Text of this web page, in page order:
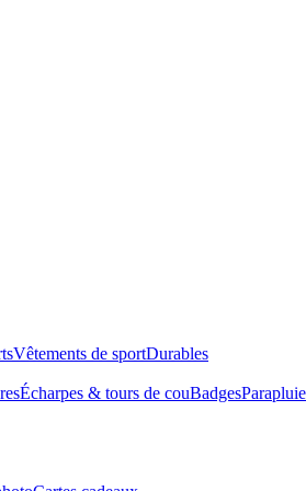
Vêtements de sportDurables
Écharpes & tours de couBadges